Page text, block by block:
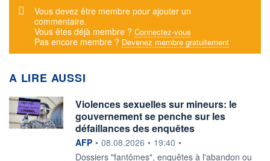
Message d'alerte
Vous devez être membre pour ajouter un
commentaire.
Vous êtes déjà membre ? Connectez-vous
Pas encore membre ? Devenez membre gratuitement
A LIRE AUSSI
Violences sexuelles sur mineurs: le
gouvernement se penche sur les
défaillances des enquêtes
information fournie par
AFP • 08.08.2026 • 19:40 •
Dossiers "fantômes", enquêtes à l'abandon ou